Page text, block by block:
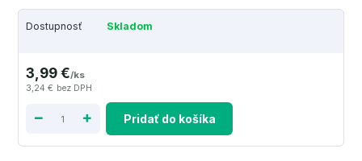
Dostupnosť Skladom
3,99 €/ks
3,24 € bez DPH
Pridať do košíka